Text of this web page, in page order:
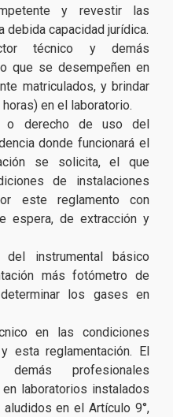
y revestir las
debida capacidad jurídica.
técnico y demás
que se desempeñen en
matriculados, y brindar
en el laboratorio.
o derecho de uso del
donde funcionará el
se solicita, el que
de instalaciones
este reglamento con
espera, de extracción y
instrumental básico
más fotómetro de
los gases en
en las condiciones
esta reglamentación. El
profesionales
laboratorios instalados
en el Artículo 9°,